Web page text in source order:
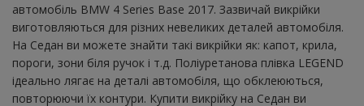
автомобіль BMW 4 Series Base 2017. Зазвичай викрійки
виготовляються для різних невеликих деталей автомобіля.
На Седан ви можете знайти такі викрійки як: капот, крила,
пороги, зони біля ручок і т.д. Поліуретанова плівка LEGEND
ідеально лягає на деталі автомобіля, що обклеюються,
повторюючи їх контури. Купити викрійку на Седан ви